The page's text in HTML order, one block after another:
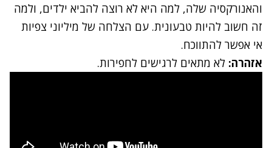
והאנורקסיה שלה, למה היא לא רוצה להביא ילדים, ולמה
זה חשוב להיות טבעונית. עם הצלחה של מיליוני צפיות
אי אפשר להתווכח.
אזהרה: לא מתאים לרגישים לחפירות.